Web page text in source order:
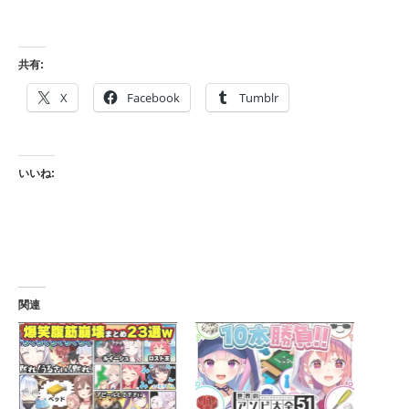
共有:
X Facebook Tumblr
いいね:
関連